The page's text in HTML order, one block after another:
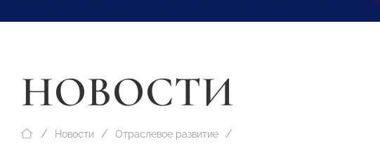
НОВОСТИ
Новости Отраслевое развитие